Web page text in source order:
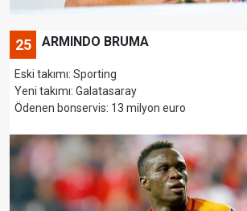
25 ARMINDO BRUMA
Eski takımı: Sporting
Yeni takımı: Galatasaray
Ödenen bonservis: 13 milyon euro